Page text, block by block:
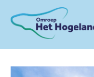
content